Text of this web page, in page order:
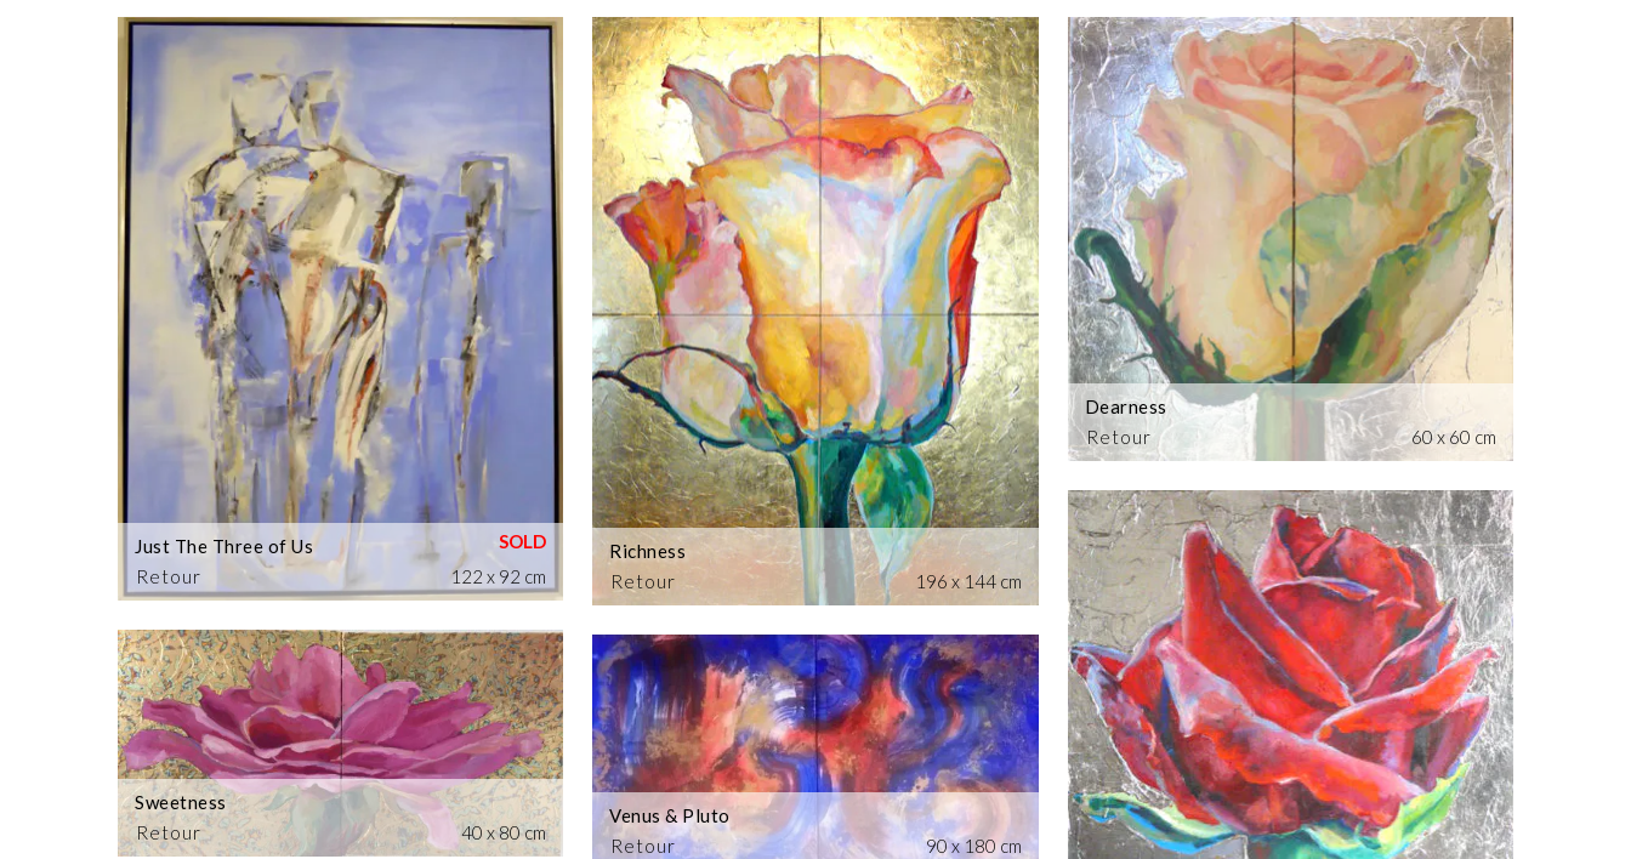
Retour
Just The Three of Us
122 x 92 cm
Retour
Sweetness
40 x 80 cm
Retour
Richness
196 x 144 cm
Retour
Venus & Pluto
90 x 180 cm
Retour
Dearness
60 x 60 cm